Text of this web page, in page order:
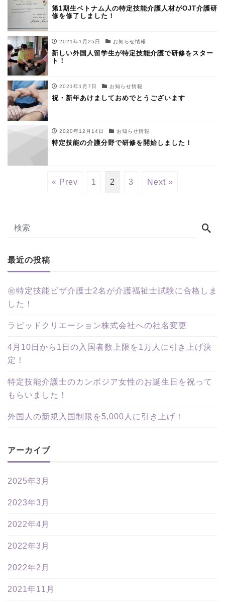
第1期生ベトナム人の特定技能介護人材がOJT介護研
修を修了しました！
2021年1月25日 お知らせ情報
新しい外国人留学生が特定技能介護で研修をスター
ト！
2021年1月7日 お知らせ情報
祝・新年あけましておめでとうございます
2020年12月14日 お知らせ情報
特定技能の介護分野で研修を開始しました！
« Prev 1 2 3 Next »
最近の投稿
㊗特定技能ビザ介護士2名が介護福祉士試験に合格しま
した！
ラピッドクリエーション株式会社への社名変更
4月10日から1日の入国者数上限を1万人に引き上げ決
定！
特定技能介護士のカンボジア女性のお誕生日を祝って
もらいました！
外国人の新規入国制限を5,000人に引き上げ！
アーカイブ
2025年3月
2023年3月
2022年4月
2022年3月
2022年2月
2021年11月